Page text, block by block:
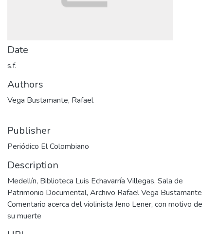
Date
s.f.
Authors
Vega Bustamante, Rafael
Publisher
Periódico El Colombiano
Description
Medellín, Biblioteca Luis Echavarría Villegas, Sala de
Patrimonio Documental, Archivo Rafael Vega Bustamante
Comentario acerca del violinista Jeno Lener, con motivo de
su muerte